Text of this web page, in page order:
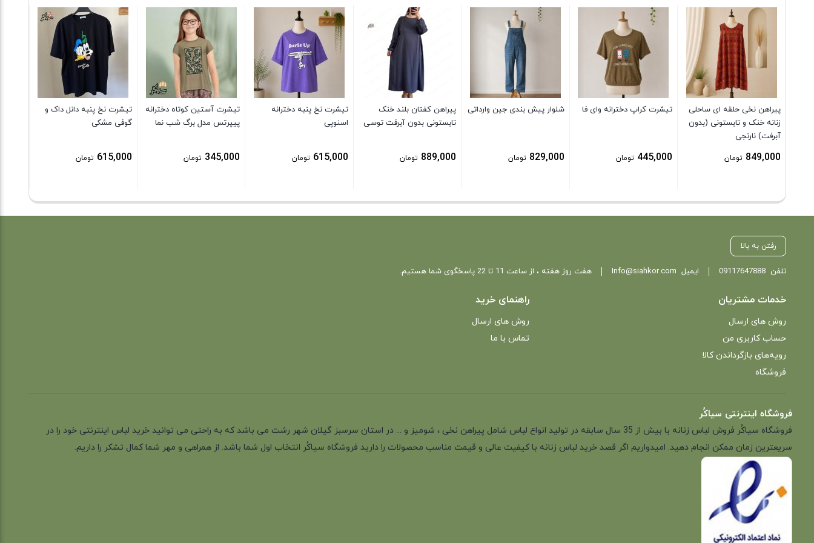
پیراهن نخی حلقه ای ساحلی
زنانه خنک و تابستونی (بدون
آبرفت) نارنجی
849,000 تومان
تیشرت کراپ دخترانه وای فا
445,000 تومان
شلوار پیش بندی جین وارداتی
829,000 تومان
پیراهن کفتان بلند خنک
تابستونی بدون آبرفت توسی
889,000 تومان
تیشرت نخ پنبه دخترانه
اسنوپی
615,000 تومان
تیشرت آستین کوتاه دخترانه
پیپرتس مدل برگ شب نما
345,000 تومان
تیشرت نخ پنبه دانل داک و
گوفی مشکی
615,000 تومان
رفتن به بالا
تلفن09117647888 ایمیل Info@siahkor.com هفت روز هفته ، از ساعت 11 تا 22 پاسخگوی شما هستیم.
خدمات مشتریان
روش های ارسال
حساب کاربری من
رویه‌های بازگرداندن کالا
فروشگاه
راهنمای خرید
روش های ارسال
تماس با ما
فروشگاه اینترنتی سیاکُر
فروشگاه سیاکُر فروش لباس زنانه با بیش از 35 سال سابقه در تولید انواع لباس شامل پیراهن نخی ، شومیز و ... در استان سرسبز گیلان شهر رشت می باشد که به راحتی می توانید خرید لباس اینترنتی خود را در
سریعترین زمان ممکن انجام دهید. امیدواریم اگر قصد خرید لباس زنانه با کیفیت عالی و قیمت مناسب محصولات را دارید فروشگاه سیاکُر انتخاب اول شما باشد. از همراهی و مهر شما کمال تشکر را داریم.